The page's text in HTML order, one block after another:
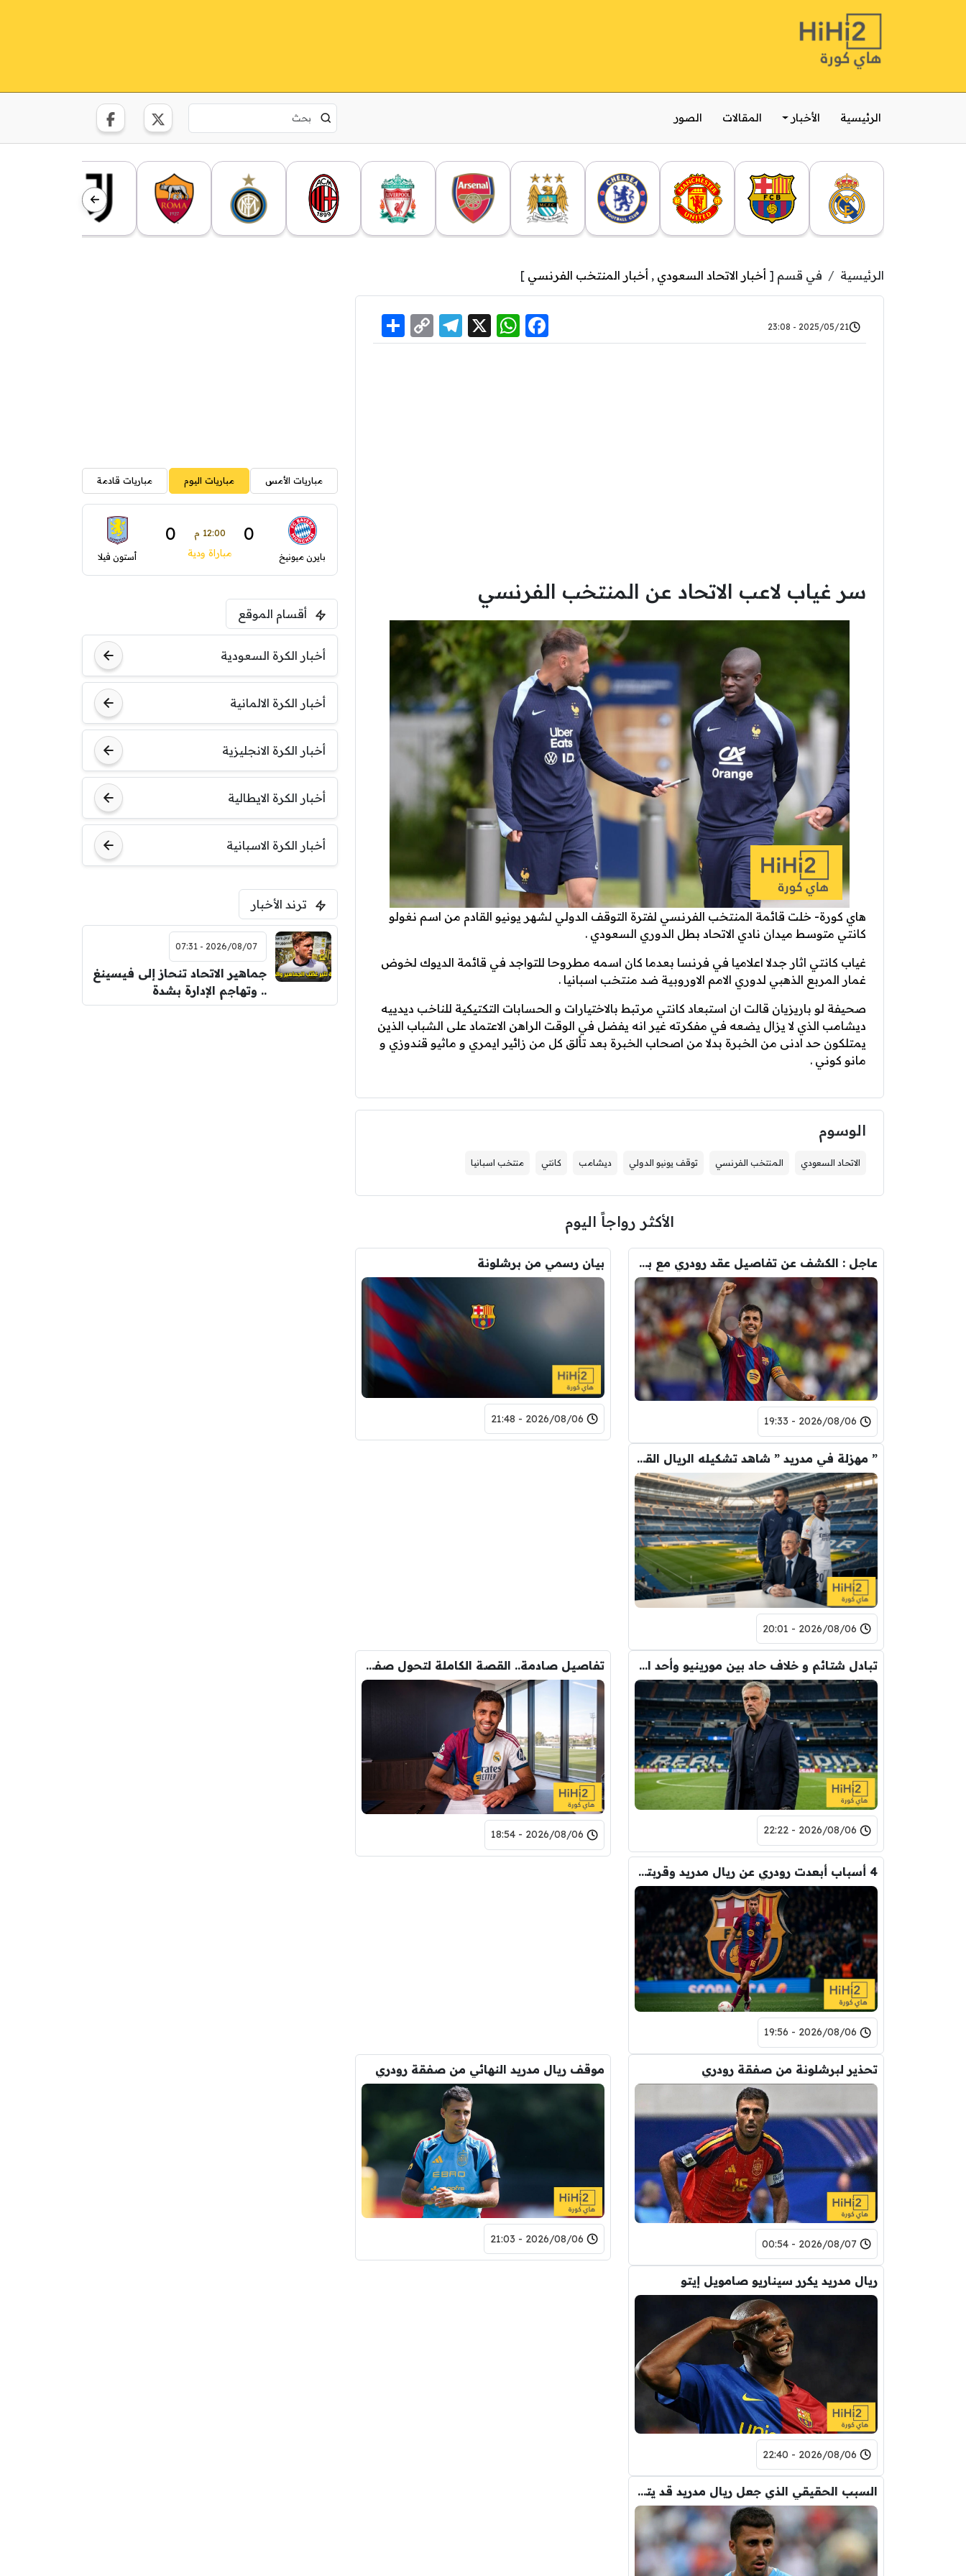
الرئيسية الأخبار المقالات الصور
الرئيسية في قسم [ أخبار الاتحاد السعودي , أخبار المنتخب الفرنسي ]
2025/05/21 - 23:08
Facebook
WhatsApp
X
Telegram
Copy
Link
سر غياب لاعب الاتحاد عن المنتخب الفرنسي
هاي كورة- خلت قائمة المنتخب الفرنسي لفترة التوقف الدولي لشهر يونيو القادم من اسم نغولو
كانتي متوسط ميدان نادي الاتحاد بطل الدوري السعودي .
غياب كانتي اثار جدلا اعلاميا في فرنسا بعدما كان اسمه مطروحا للتواجد في قائمة الديوك لخوض
غمار المربع الذهبي لدوري الامم الاوروبية ضد منتخب اسبانيا .
صحيفة لو باريزيان قالت ان استبعاد كانتي مرتبط بالاختيارات و الحسابات التكتيكية للناخب ديدييه
ديشامب الذي لا يزال يضعه في مفكرته غير انه يفضل في الوقت الراهن الاعتماد على الشباب الذين
يمتلكون حد ادنى من الخبرة بدلا من اصحاب الخبرة بعد تألق كل من زائير ايمري و ماثيو قندوزي و
مانو كوني .
الوسوم
الاتحاد السعودي المنتخب الفرنسي توقف يونيو الدولي ديشامب كانتي منتخب اسبانيا
الأكثر رواجاً اليوم
عاجل : الكشف عن تفاصيل عقد رودري مع برشلونة.. قيمة الصفقة والراتب
2026/08/06 - 19:33
بيان رسمي من برشلونة
2026/08/06 - 21:48
” مهزلة في مدريد ” شاهد تشكيله الريال القادمه لاكتساح المركز الثاني
2026/08/06 - 20:01
تبادل شتائم و خلاف حاد بين مورينيو وأحد افراد ادارة ريال مدريد بعد انهيار صفقة رودري
2026/08/06 - 22:22
تفاصيل صادمة.. القصة الكاملة لتحول صفقة رودري من ريال مدريد الى برشلونة
2026/08/06 - 18:54
4 أسباب أبعدت رودري عن ريال مدريد وقربته من برشلونة
2026/08/06 - 19:56
تحذير لبرشلونة من صفقة رودري
2026/08/07 - 00:54
موقف ريال مدريد النهائي من صفقة رودري
2026/08/06 - 21:03
ريال مدريد يكرر سيناريو صامويل إيتو
2026/08/06 - 22:40
السبب الحقيقي الذي جعل ريال مدريد قد يتنازل لبرشلونة عن رودري
مباريات الأمس مباريات اليوم مباريات قادمة
بايرن ميونيخ
0 12:00 م 0
مباراة ودية أستون فيلا
أقسام الموقع
أخبار الكرة السعودية
أخبار الكرة الالمانية
أخبار الكرة الانجليزية
أخبار الكرة الايطالية
أخبار الكرة الاسبانية
ترند الأخبار
2026/08/07 - 07:31
جماهير الاتحاد تنحاز إلى فيسينغ
.. وتهاجم الإدارة بشدة